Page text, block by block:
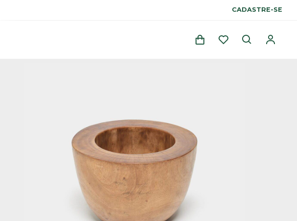
CADASTRE-SE